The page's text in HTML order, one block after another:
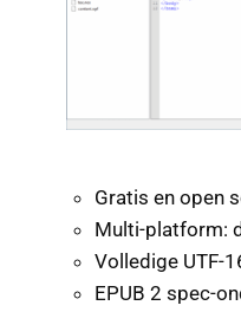
Gratis en open
Multi-platform:
Volledige UTF-
EPUB 2 spec-